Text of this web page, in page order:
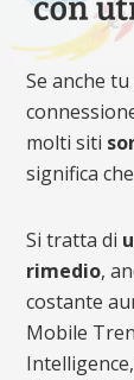
Se anche
molti siti
significa
Si tratta di
rimedio,
costante
Mobile